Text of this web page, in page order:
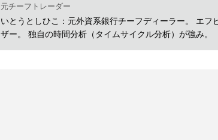
元チーフトレーダー
いとうとしひこ：元外資系銀行チーフディーラー。 エフ
ザー。 独自の時間分析（タイムサイクル分析）が強み。